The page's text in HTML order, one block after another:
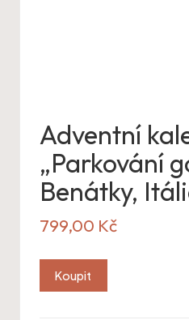
Adventní
„Parkování
Benátky,
799,00 Kč
Koupit